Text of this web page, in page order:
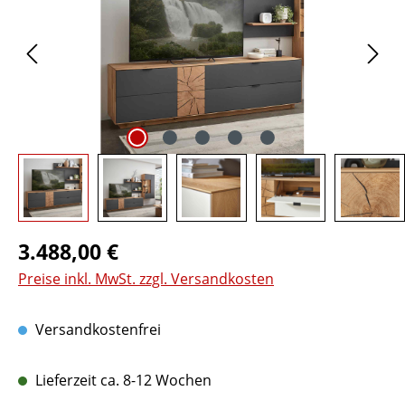
Regulärer Preis:
3.488,00 €
Preise inkl. MwSt. zzgl. Versandkosten
Versandkostenfrei
Lieferzeit ca. 8-12 Wochen